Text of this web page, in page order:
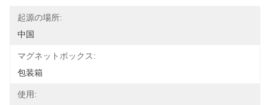
起源の場所:
中国
マグネットボックス:
包装箱
使用: